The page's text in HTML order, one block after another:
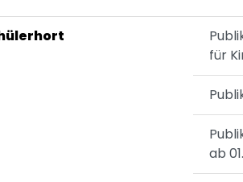
für
ab